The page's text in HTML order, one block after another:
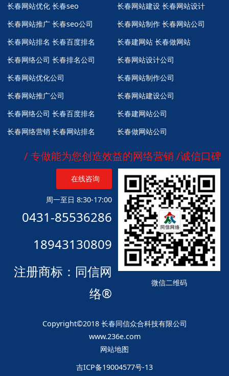
长春网站优化 长春seo
长春网站推广 长春seo公司
长春网站排名 长春百度排名
长春网络公司 长春排名公司
长春网站优化公司
长春网站推广公司
长春网络公司 长春百度排名
长春网络营销 长春网站排名
长春网站建设 长春网站设计
长春网站制作 长春网站公司
长春建网站 长春做网站
长春网站设计公司
长春网站制作公司
长春网站建设公司
长春建网站公司
长春做网站公司
/ 专做能为您创造效益的网络营销 /诚信口碑
在线咨询
周一至日 8:30-17:00
0431-85536286
18943130809
注册商标：同信网
络®
微信二维码
Copyright©2018 长春同信众合科技有限公司
www.236e.com
网站地图
吉ICP备19004577号-13